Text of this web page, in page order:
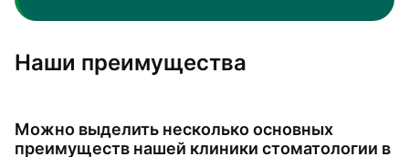
Наши преимущества
Можно выделить несколько основных
преимуществ нашей клиники стоматологии в